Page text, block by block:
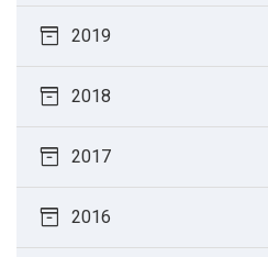
inventory_2 2019
inventory_2 2018
inventory_2 2017
inventory_2 2016